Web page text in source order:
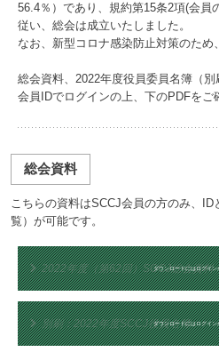
56.4％）であり、規約第15条2項(会員
従い、総会は成立いたしました。
なお、新型コロナ感染防止対策のため
総会資料、2022年度役員委員名簿（別
会員IDでログインの上、下のPDFをご
総会資料
こちらの資料はSCCJ会員の方のみ、
覧）が可能です。
2022年度（第62回）SCCJ総会資料
ダウンロードにはログイン
別刷：2022年度SCCJ役員名簿
ダウンロードにはログイン